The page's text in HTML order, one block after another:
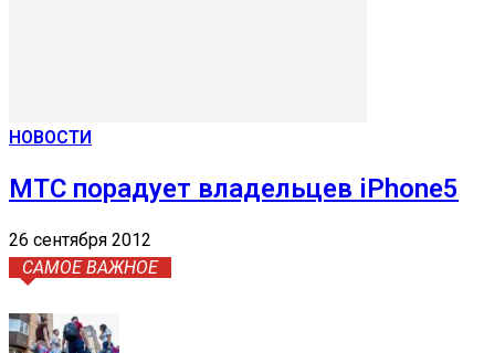
НОВОСТИ
МТС порадует владельцев iPhone5
26 сентября 2012
САМОЕ ВАЖНОЕ